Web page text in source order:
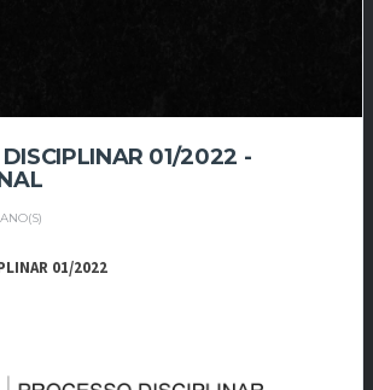
DISCIPLINAR 01/2022 -
01/2022